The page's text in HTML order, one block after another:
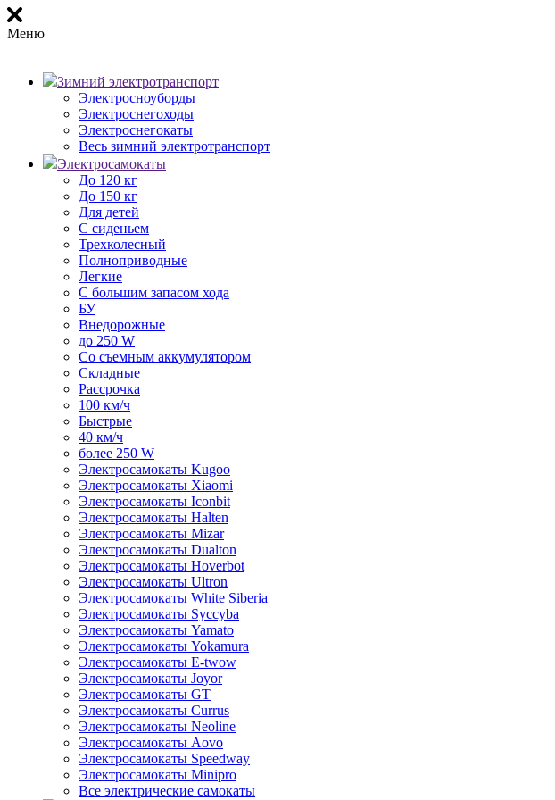
Меню
Зимний электротранспорт
Электросноуборды
Электроснегоходы
Электроснегокаты
Весь зимний электротранспорт
Электросамокаты
До 120 кг
До 150 кг
Для детей
С сиденьем
Трехколесный
Полноприводные
Легкие
С большим запасом хода
БУ
Внедорожные
до 250 W
Со съемным аккумулятором
Складные
Рассрочка
100 км/ч
Быстрые
40 км/ч
более 250 W
Электросамокаты Kugoo
Электросамокаты Xiaomi
Электросамокаты Iconbit
Электросамокаты Halten
Электросамокаты Mizar
Электросамокаты Dualton
Электросамокаты Hoverbot
Электросамокаты Ultron
Электросамокаты White Siberia
Электросамокаты Syccyba
Электросамокаты Yamato
Электросамокаты Yokamura
Электросамокаты E-twow
Электросамокаты Joyor
Электросамокаты GT
Электросамокаты Currus
Электросамокаты Neoline
Электросамокаты Aovo
Электросамокаты Speedway
Электросамокаты Minipro
Все электрические самокаты